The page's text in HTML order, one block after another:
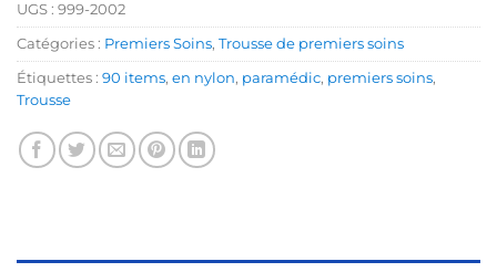
UGS : 999-2002
Catégories : Premiers Soins, Trousse de premiers soins
Étiquettes : 90 items, en nylon, paramédic, premiers soins,
Trousse